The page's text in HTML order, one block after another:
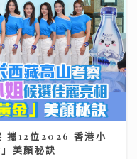
攜12位2026 香港小
美顏秘訣